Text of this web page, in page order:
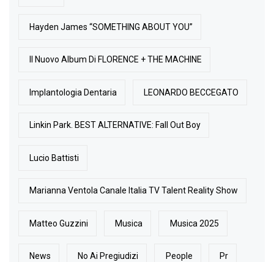
Hayden James “SOMETHING ABOUT YOU”
Il Nuovo Album Di FLORENCE + THE MACHINE
Implantologia Dentaria LEONARDO BECCEGATO
Linkin Park. BEST ALTERNATIVE: Fall Out Boy
Lucio Battisti
Marianna Ventola Canale Italia TV Talent Reality Show
Matteo Guzzini Musica Musica 2025
News No Ai Pregiudizi People Pr